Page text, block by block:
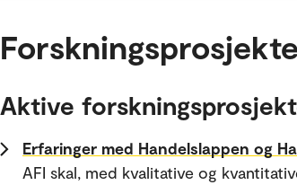
Aktive
Erfaringer med Handelslappen og
AFI skal, med kvalitative og